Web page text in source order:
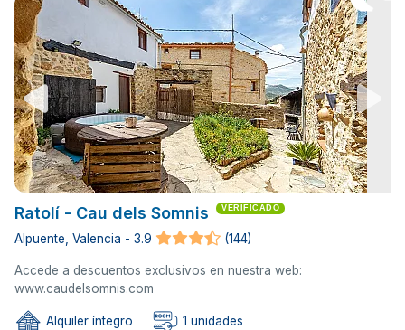
Ratolí - Cau dels Somnis VERIFICADO
Alpuente, Valencia - 3.9 (144)
Accede a descuentos exclusivos en nuestra web:
www.caudelsomnis.com
Alquiler íntegro 1 unidades